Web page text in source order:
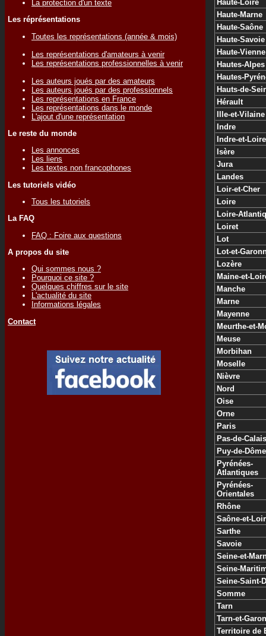
La protection d'un texte
Les réprésentations
Toutes les représentations (année & mois)
Les représentations d'amateurs à venir
Les représentations professionnelles à venir
Les auteurs joués par des amateurs
Les auteurs joués par des professionnels
Les représentations en France
Les représentations dans le monde
L'ajout d'une représentation
Le reste du monde
Les annonces
Les liens
Les textes non francophones
Les tutoriels vidéo
Tous les tutoriels
La FAQ
FAQ : Foire aux questions
A propos du site
Qui sommes nous ?
Pourquoi ce site ?
Quelques chiffres sur le site
L'actualité du site
Informations légales
Contact
Haute-Loire
Haute-Marne
Haute-Saône
Haute-Savoie
Haute-Vienne
Hautes-Alpes
Hautes-
Hauts-de-
Hérault
Ille-et-Vilaine
Indre
Indre-et-Loire
Isère
Jura
Landes
Loir-et-Cher
Loire
Loire-
Loiret
Lot
Lot-et-
Lozère
Maine-et-
Manche
Marne
Mayenne
Meurthe-et-
Meuse
Morbihan
Moselle
Nièvre
Nord
Oise
Orne
Paris
Pas-de-Calais
Puy-de-Dôme
Pyrénées-
Atlantiques
Pyrénées-
Orientales
Rhône
Saône-et-
Sarthe
Savoie
Seine-et-
Seine-
Seine-Saint-
Somme
Tarn
Tarn-et-
Territoire de